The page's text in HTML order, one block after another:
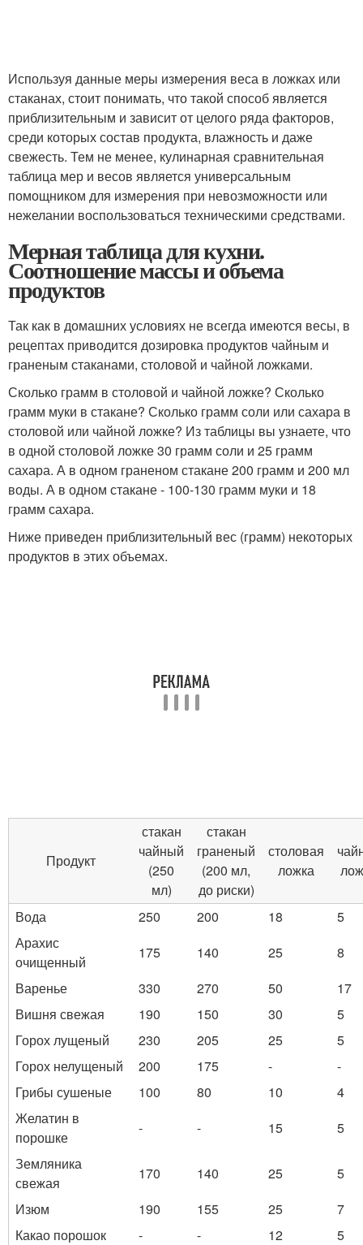
Используя данные меры измерения веса в ложках или
стаканах, стоит понимать, что такой способ является
приблизительным и зависит от целого ряда факторов,
среди которых состав продукта, влажность и даже
свежесть. Тем не менее, кулинарная сравнительная
таблица мер и весов является универсальным
помощником для измерения при невозможности или
нежелании воспользоваться техническими средствами.
Мерная таблица для кухни.
Соотношение массы и объема
продуктов
Так как в домашних условиях не всегда имеются весы, в
рецептах приводится дозировка продуктов чайным и
граненым стаканами, столовой и чайной ложками.
Сколько грамм в столовой и чайной ложке? Сколько
грамм муки в стакане? Сколько грамм соли или сахара в
столовой или чайной ложке? Из таблицы вы узнаете, что
в одной столовой ложке 30 грамм соли и 25 грамм
сахара. А в одном граненом стакане 200 грамм и 200 мл
воды. А в одном стакане - 100-130 грамм муки и 18
грамм сахара.
Ниже приведен приблизительный вес (грамм) некоторых
продуктов в этих объемах.
Продукт
стакан
чайный
(250
мл)
стакан
граненый
(200 мл,
до риски)
столовая
ложка
Вода 250 200 18
5
Арахис
очищенный
175 140 25
8
Варенье
330 270 50
17
Вишня свежая
190 150 30
5
Горох лущеный
230 205 25
5
Горох нелущеный
200 175 -
-
Грибы сушеные
100 80 10
4
Желатин в
порошке
- - 15
5
Земляника
свежая
170 140 25
5
Изюм
190 155 25
7
Какао порошок
- - 12
5